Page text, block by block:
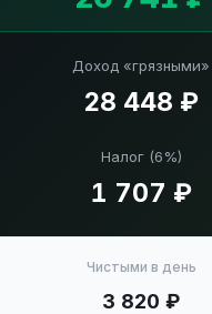
Доход «грязными»
28 448 ₽
Налог (6%)
1 707 ₽
Чистыми в день
3 820 ₽